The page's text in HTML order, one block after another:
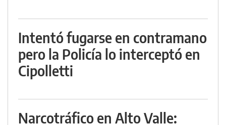
Intentó fugarse en contramano
pero la Policía lo interceptó en
Cipolletti
Narcotráfico en Alto Valle: